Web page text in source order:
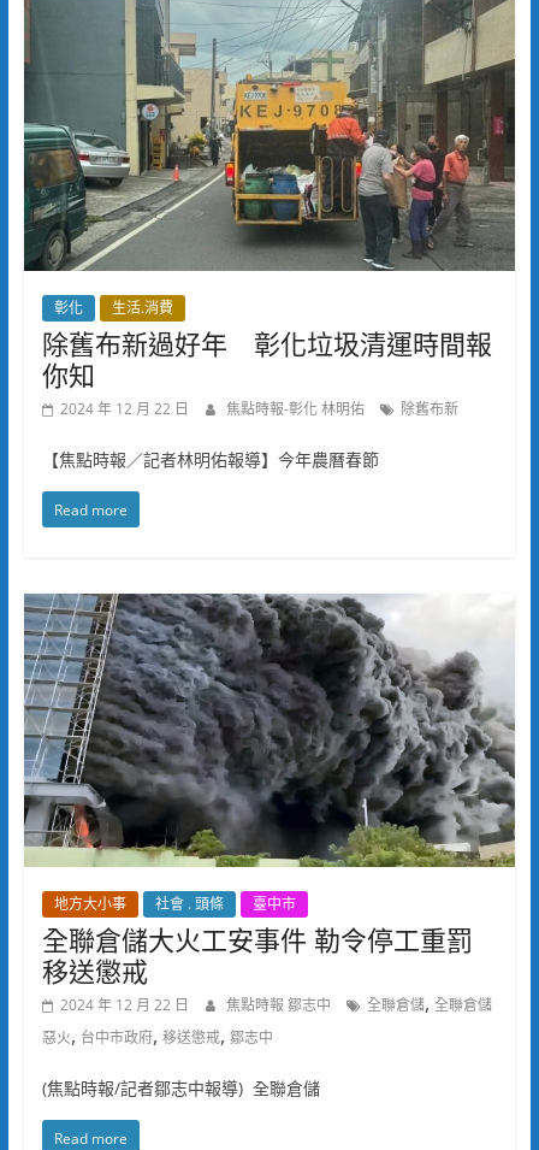
彰化 生活.消費
除舊布新過好年 彰化垃圾清運時間報
你知
2024 年 12 月 22 日 焦點時報-彰化 林明佑 除舊布新
【焦點時報／記者林明佑報導】今年農曆春節
Read more
地方大小事 社會 . 頭條 臺中市
全聯倉儲大火工安事件 勒令停工重罰
移送懲戒
2024 年 12 月 22 日 焦點時報 鄒志中 全聯倉儲, 全聯倉儲
惡火, 台中市政府, 移送懲戒, 鄒志中
(焦點時報/記者鄒志中報導) 全聯倉儲
Read more